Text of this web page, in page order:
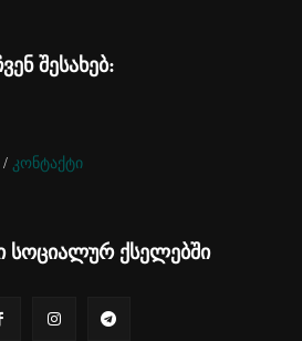
შესახებ:
/ კონტაქტი
სოციალურ ქსელებში